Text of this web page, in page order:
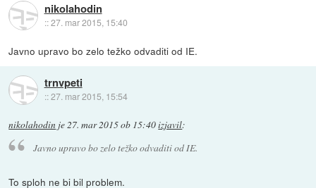
nikolahodin
::27. mar 2015, 15:40
Javno upravo bo zelo težko odvaditi od IE.
trnvpeti
::27. mar 2015, 15:54
nikolahodin je27. mar 2015 ob 15:40izjavil:
Javno upravo bo zelo težko odvaditi od IE.
To sploh ne bi bil problem.